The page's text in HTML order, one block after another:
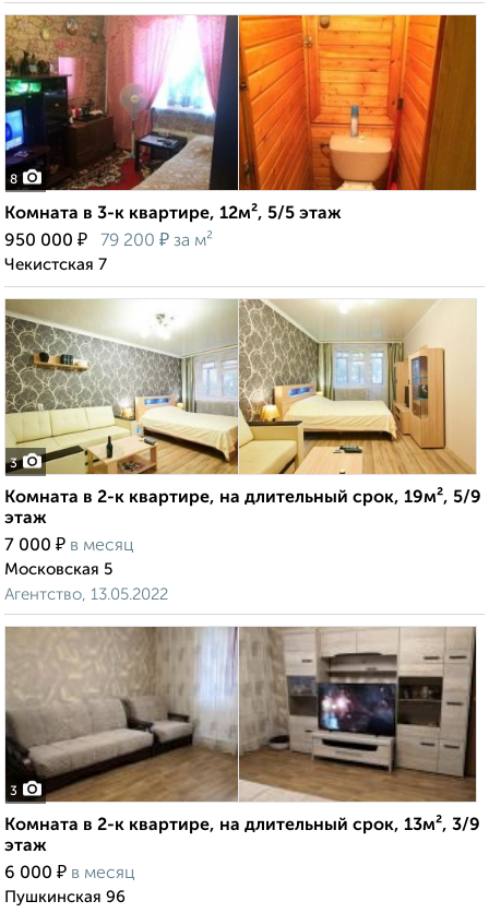
8
Комната в 3-к квартире, 12м², 5/5 этаж
950 000 ₽ 79 200 ₽ за м²
Чекистская 7
3
Комната в 2-к квартире, на длительный срок, 19м², 5/9
этаж
7 000 ₽ в месяц
Московская 5
Агентство, 13.05.2022
3
Комната в 2-к квартире, на длительный срок, 13м², 3/9
этаж
6 000 ₽ в месяц
Пушкинская 96